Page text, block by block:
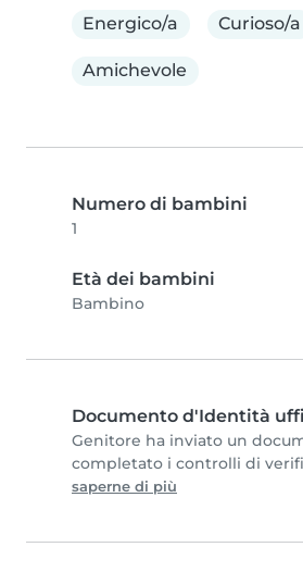
Energico/a
Curioso/a
Amichevole
Numero di bambini
1
Età dei bambini
Bambino
Documento d'Identità
Genitore ha inviato un
completato i controlli di
saperne di più